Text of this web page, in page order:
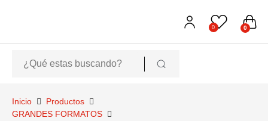
0 0
Inicio
Productos
GRANDES FORMATOS